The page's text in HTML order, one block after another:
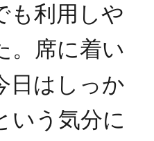
も利用しや
。席に着い
日はしっか
いう気分に